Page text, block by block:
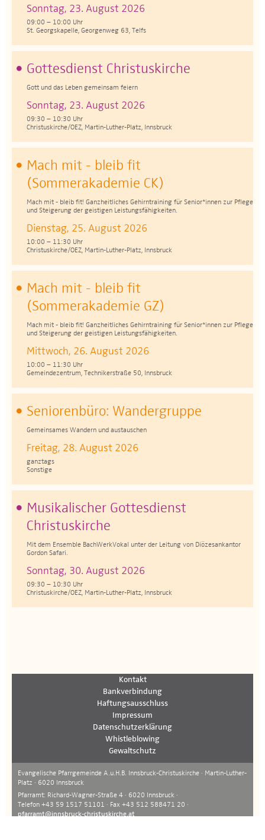
Sonntag, 23. August 2026
09:00 – 10:00 Uhr
St. Georgskapelle, Georgenweg 63, Telfs
Gottesdienst Christuskirche
Gott und das Leben gemeinsam feiern
Sonntag, 23. August 2026
09:30 – 10:30 Uhr
Christuskirche/OEZ, Martin-Luther-Platz, Innsbruck
Mach mit - bleib fit
(Sommerakademie CK)
Mach mit - bleib fit! Ganzheitliches Gehirntraining für Senior*innen zur Pflege
und Steigerung der geistigen Leistungsfähigkeiten.
Dienstag, 25. August 2026
10:00 – 11:30 Uhr
Christuskirche/OEZ, Martin-Luther-Platz, Innsbruck
Mach mit - bleib fit
(Sommerakademie GZ)
Mach mit - bleib fit! Ganzheitliches Gehirntraining für Senior*innen zur Pflege
und Steigerung der geistigen Leistungsfähigkeiten.
Mittwoch, 26. August 2026
10:00 – 11:30 Uhr
Gemeindezentrum, Technikerstraße 50, Innsbruck
Seniorenbüro: Wandergruppe
Gemeinsames Wandern und austauschen
Freitag, 28. August 2026
ganztags
Sonstige
Musikalischer Gottesdienst
Christuskirche
Mit dem Ensemble BachWerkVokal unter der Leitung von Diözesankantor
Gordon Safari.
Sonntag, 30. August 2026
09:30 – 10:30 Uhr
Christuskirche/OEZ, Martin-Luther-Platz, Innsbruck
Kontakt
Bankverbindung
Haftungsausschluss
Impressum
Datenschutzerklärung
Whistleblowing
Gewaltschutz
Evangelische Pfarrgemeinde A.u.H.B. Innsbruck-Christuskirche · Martin-Luther-
Platz · 6020 Innsbruck
Pfarramt: Richard-Wagner-Straße 4 · 6020 Innsbruck ·
Telefon +43 59 1517 51101 · Fax +43 512 588471 20 ·
pfarramt@innsbruck-christuskirche.at